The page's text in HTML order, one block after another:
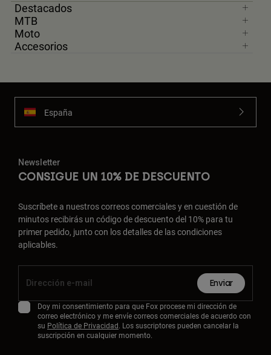
Destacados
MTB
Moto
Accesorios
España
Newsletter
CONSIGUE UN 10% DE DESCUENTO
Suscríbete a nuestros correos comerciales y en cuestión de
minutos recibirás un código de descuento del 10% para tu
primer pedido, junto con los detalles de las condiciones
aplicables.
Enviar
Doy mi consentimiento para que Fox procese mi dirección de
correo electrónico y me envíe correos comerciales de acuerdo con
su Política de Privacidad. Los suscriptores pueden cancelar la
suscripción en cualquier momento.